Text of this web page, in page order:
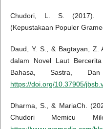
Chudori, L. S. (2017).
(Kepustakaan Populer
Daud, Y. S., & Bagtayan, Z.
dalam Novel Laut
Bahasa, Sastra,
https://doi.org/10.37905/
Dharma, S., & MariaCh.
Chudori Memicu